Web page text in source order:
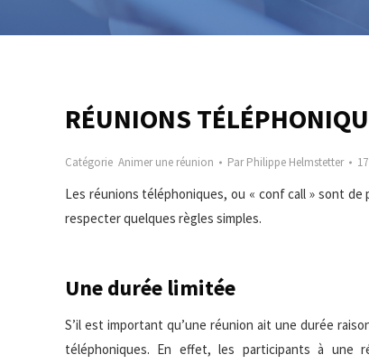
RÉUNIONS
Catégorie Animer une réunion ParPhilippe Helmstetter
Les réunions téléphoniques, ou « conf call » sont
respecter quelques règles simples.
Une durée limitée
S’il est important qu’une réunion ait une durée
téléphoniques. En effet, les participants à une